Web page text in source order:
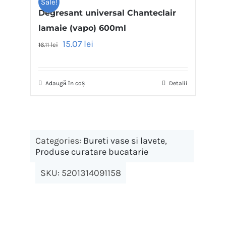
Sale!
Degresant universal Chanteclair
lamaie (vapo) 600ml
16.11lei 15.07lei
Adaugă în coș Detalii
Categories: Bureti vase si lavete,
Produse curatare bucatarie
SKU: 5201314091158